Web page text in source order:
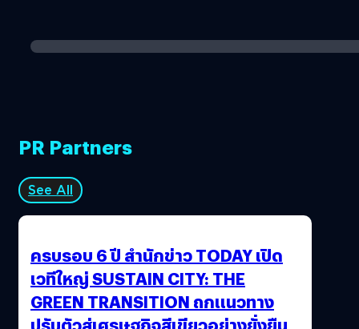
PR Partners
See All
ครบรอบ 6 ปี สำนักข่าว TODAY เปิด
เวทีใหญ่ SUSTAIN CITY: THE
GREEN TRANSITION ถกแนวทาง